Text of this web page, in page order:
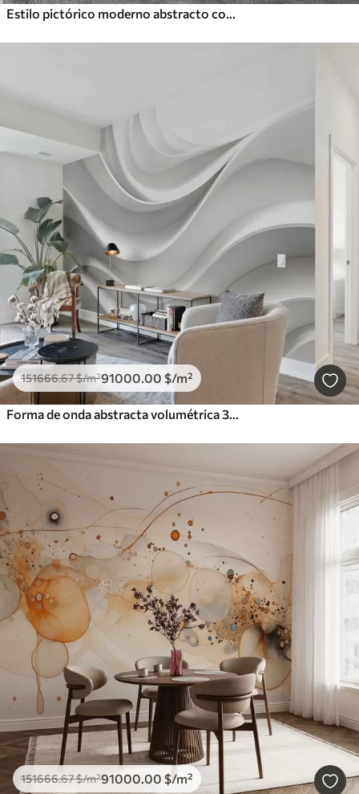
Estilo pictórico moderno abstracto con texturas, líneas curvas y formas geométricas en tonos grises, blancos y naranjas
151666.67$/m²91000.00 $/m²
Forma de onda abstracta volumétrica 3D blanca
151666.67$/m²91000.00 $/m²